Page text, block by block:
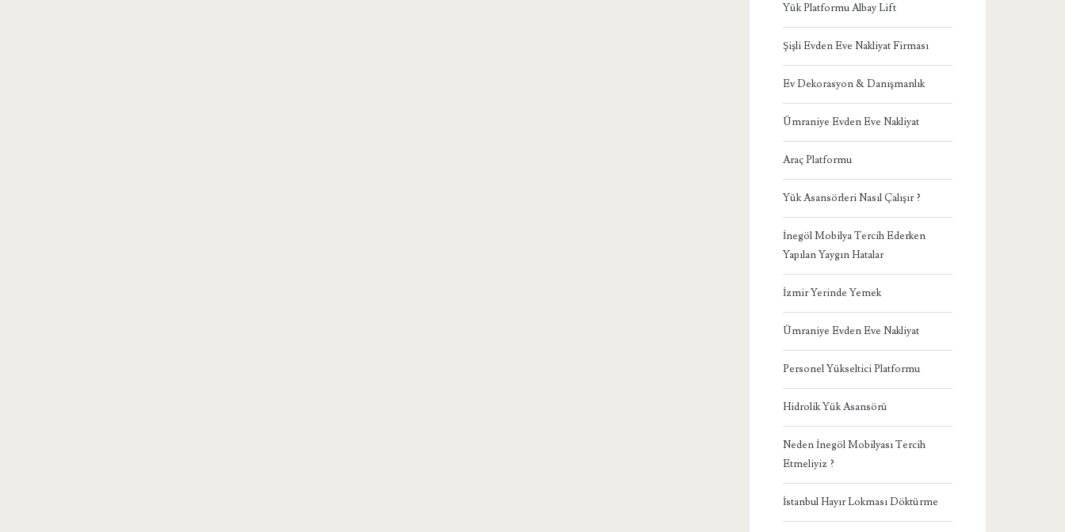
Yük Platformu Albay Lift
Şişli Evden Eve Nakliyat Firması
Ev Dekorasyon & Danışmanlık
Ümraniye Evden Eve Nakliyat
Araç Platformu
Yük Asansörleri Nasıl Çalışır ?
İnegöl Mobilya Tercih Ederken
Yapılan Yaygın Hatalar
İzmir Yerinde Yemek
Ümraniye Evden Eve Nakliyat
Personel Yükseltici Platformu
Hidrolik Yük Asansörü
Neden İnegöl Mobilyası Tercih
Etmeliyiz ?
İstanbul Hayır Lokması Döktürme